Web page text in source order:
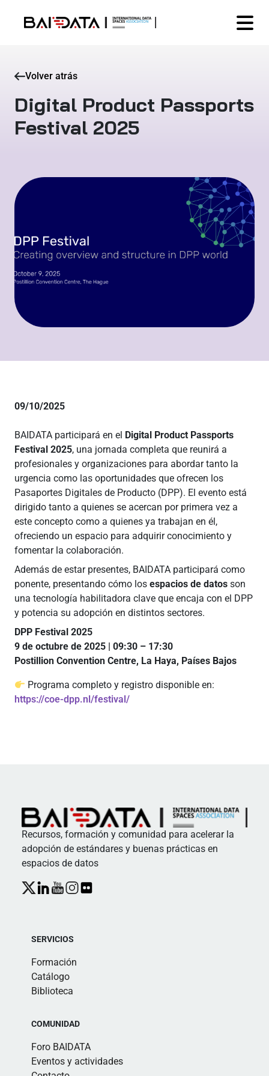
Volver atrás
Digital Product Passports
Festival 2025
09/10/2025
BAIDATA participará en el Digital Product Passports
Festival 2025, una jornada completa que reunirá a
profesionales y organizaciones para abordar tanto la
urgencia como las oportunidades que ofrecen los
Pasaportes Digitales de Producto (DPP). El evento está
dirigido tanto a quienes se acercan por primera vez a
este concepto como a quienes ya trabajan en él,
ofreciendo un espacio para adquirir conocimiento y
fomentar la colaboración.
Además de estar presentes, BAIDATA participará como
ponente, presentando cómo los espacios de datos son
una tecnología habilitadora clave que encaja con el DPP
y potencia su adopción en distintos sectores.
DPP Festival 2025
9 de octubre de 2025 | 09:30 – 17:30
Postillion Convention Centre, La Haya, Países Bajos
Programa completo y registro disponible en:
https://coe-dpp.nl/festival/
Recursos, formación y comunidad para acelerar la
adopción de estándares y buenas prácticas en
espacios de datos
SERVICIOS
Formación
Catálogo
Biblioteca
COMUNIDAD
Foro BAIDATA
Eventos y actividades